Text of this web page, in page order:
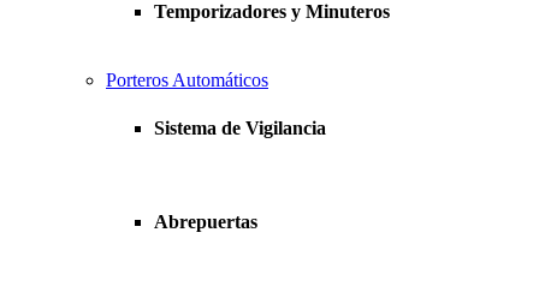
Temporizadores y Minuteros
Porteros Automáticos
Sistema de Vigilancia
Abrepuertas